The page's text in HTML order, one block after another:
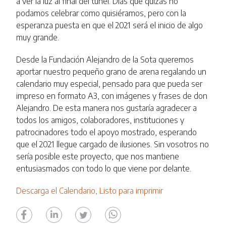
podamos celebrar como quisiéramos, pero con la
esperanza puesta en que el 2021 será el inicio de algo
muy grande.
Desde la Fundación Alejandro de la Sota queremos
aportar nuestro pequeño grano de arena regalando un
calendario muy especial, pensado para que pueda ser
impreso en formato A3, con imágenes y frases de don
Alejandro. De esta manera nos gustaría agradecer a
todos los amigos, colaboradores, instituciones y
patrocinadores todo el apoyo mostrado, esperando
que el 2021 llegue cargado de ilusiones. Sin vosotros no
sería posible este proyecto, que nos mantiene
entusiasmados con todo lo que viene por delante.
Descarga el Calendario, Listo para imprimir